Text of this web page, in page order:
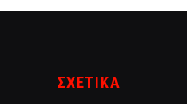
ΣΧΕΤΙΚΑ